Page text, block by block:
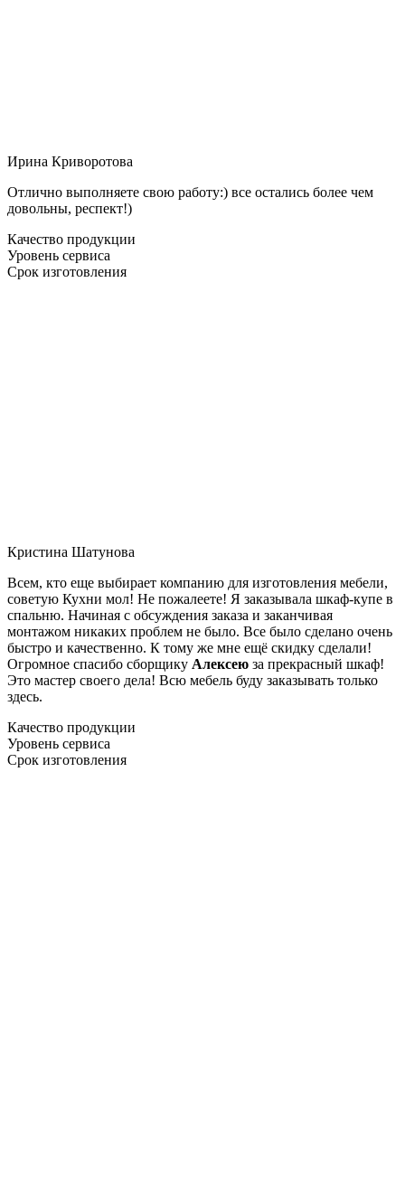
Ирина Криворотова
Отлично выполняете свою работу:) все остались более чем
довольны, респект!)
Качество продукции
Уровень сервиса
Срок изготовления
Кристина Шатунова
Всем, кто еще выбирает компанию для изготовления мебели,
советую Кухни мол! Не пожалеете! Я заказывала шкаф-купе в
спальню. Начиная с обсуждения заказа и заканчивая
монтажом никаких проблем не было. Все было сделано очень
быстро и качественно. К тому же мне ещё скидку сделали!
Огромное спасибо сборщику Алексею за прекрасный шкаф!
Это мастер своего дела! Всю мебель буду заказывать только
здесь.
Качество продукции
Уровень сервиса
Срок изготовления